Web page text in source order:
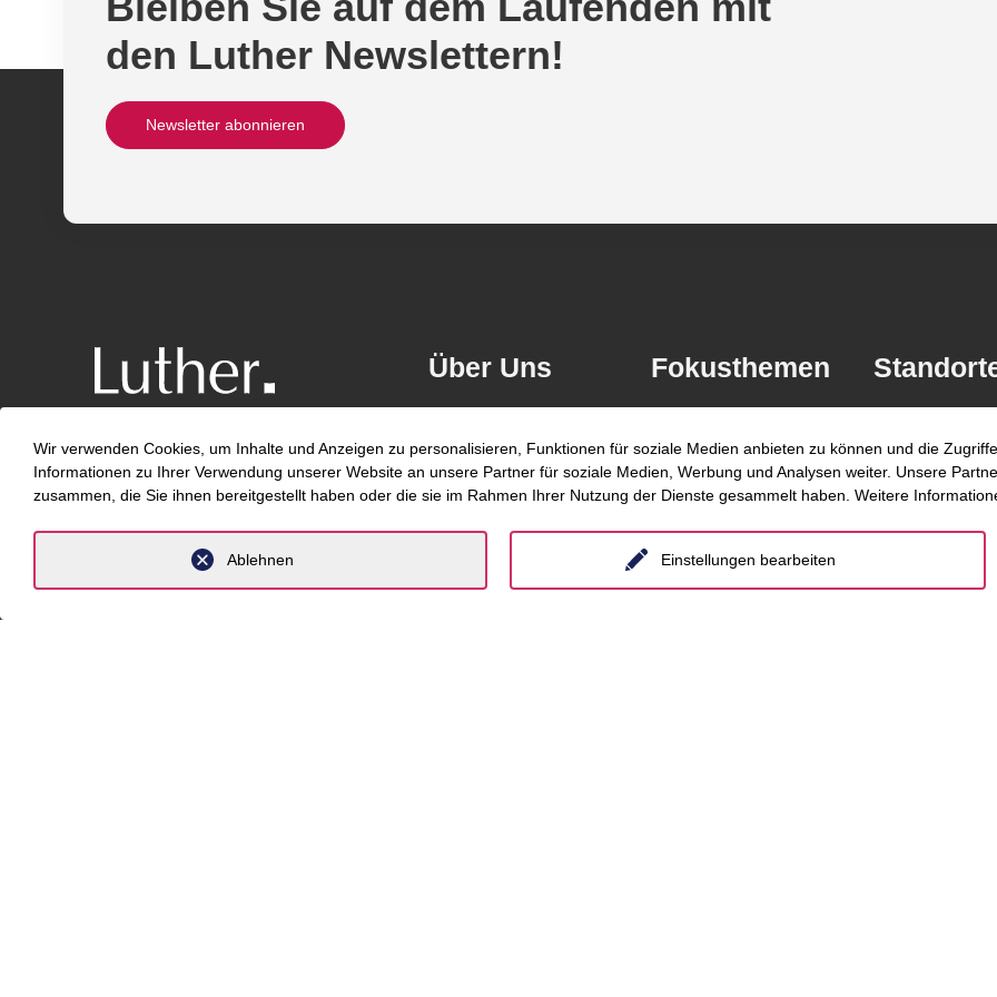
den Luther Newslettern!
Newsletter abonnieren
Über Uns
Karriere
Kompetenzen
Über uns
Fokusthemen
Cybersecurity
Dekarbonisierung
Künstliche Intelligenz
Düsseldorf
Essen
Hamburg
Wir verwenden Cookies, um Inhalte und Anzeigen zu personalisieren, Funktionen für soziale Medien anbieten zu können und die
Informationen zu Ihrer Verwendung unserer Website an unsere Partner für soziale Medien, Werbung und Analysen weiter. Unsere
zusammen, die Sie ihnen bereitgestellt haben oder die sie im Rahmen Ihrer Nutzung der Dienste gesammelt haben. Weitere
Einstellungen bearbeiten
Ablehnen